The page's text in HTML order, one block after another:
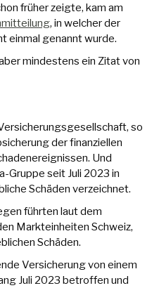
früher zeigte, kam am
, in welcher der
einmal genannt wurde.
mindestens ein Zitat von
so
der finanziellen
Und
Gruppe seit Juli 2023 in
Schäden verzeichnet.
führten laut dem
Markteinheiten Schweiz,
Schäden.
Versicherung von einem
Juli 2023 betroffen und